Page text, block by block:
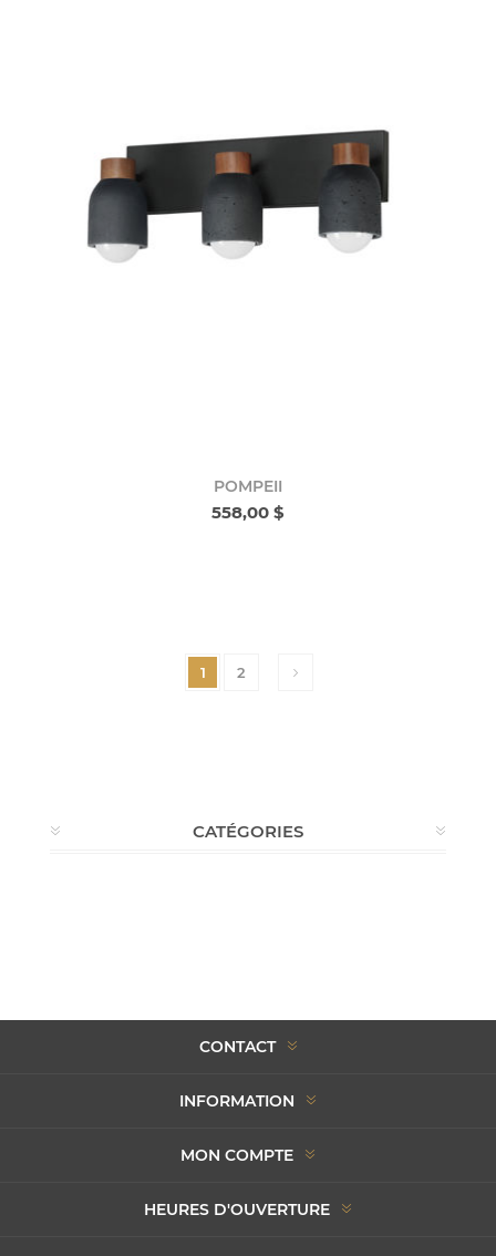
POMPEII
558,00 $
1 2
CATÉGORIES
CONTACT
INFORMATION
MON COMPTE
HEURES D'OUVERTURE